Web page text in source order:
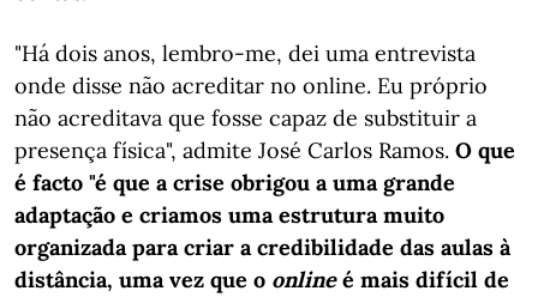
"Há dois anos, lembro-me, dei uma entrevista
onde disse não acreditar no online. Eu próprio
não acreditava que fosse capaz de substituir a
presença física", admite José Carlos Ramos. O que
é facto "é que a crise obrigou a uma grande
adaptação e criamos uma estrutura muito
organizada para criar a credibilidade das aulas à
distância, uma vez que o onlineé mais difícil de